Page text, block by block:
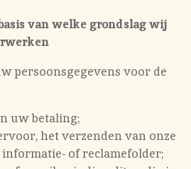
van welke grondslag wij
persoonsgegevens voor de
uw betaling;
het verzenden van onze
of reclamefolder;